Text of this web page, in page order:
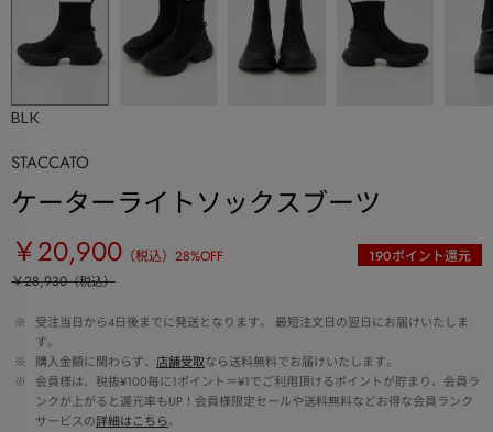
BLK
STACCATO
ケーターライトソックスブーツ
￥20,900 （税込） 28%OFF 190ポイント還元
￥28,930（税込）
※
受注当日から4日後までに発送となります。 最短注文日の翌日にお届けいたしま
す。
※
購入金額に関わらず、 店舗受取なら送料無料でお届けいたします。
※
会員様は、税抜¥100毎に1ポイント＝¥1でご利用頂けるポイントが貯まり、会員ラ
ンクが上がると還元率もUP！会員様限定セールや送料無料などお得な会員ランク
サービスの詳細はこちら。